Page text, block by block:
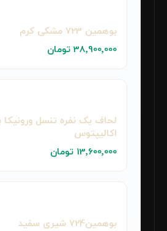
بوهمین 723 مشکی کرم
38٬900٬000 تومان
لحاف یک نفره تنسل ورونیکا
اکالیپتوس
13٬600٬000 تومان
بوهمین724 شیری سفید